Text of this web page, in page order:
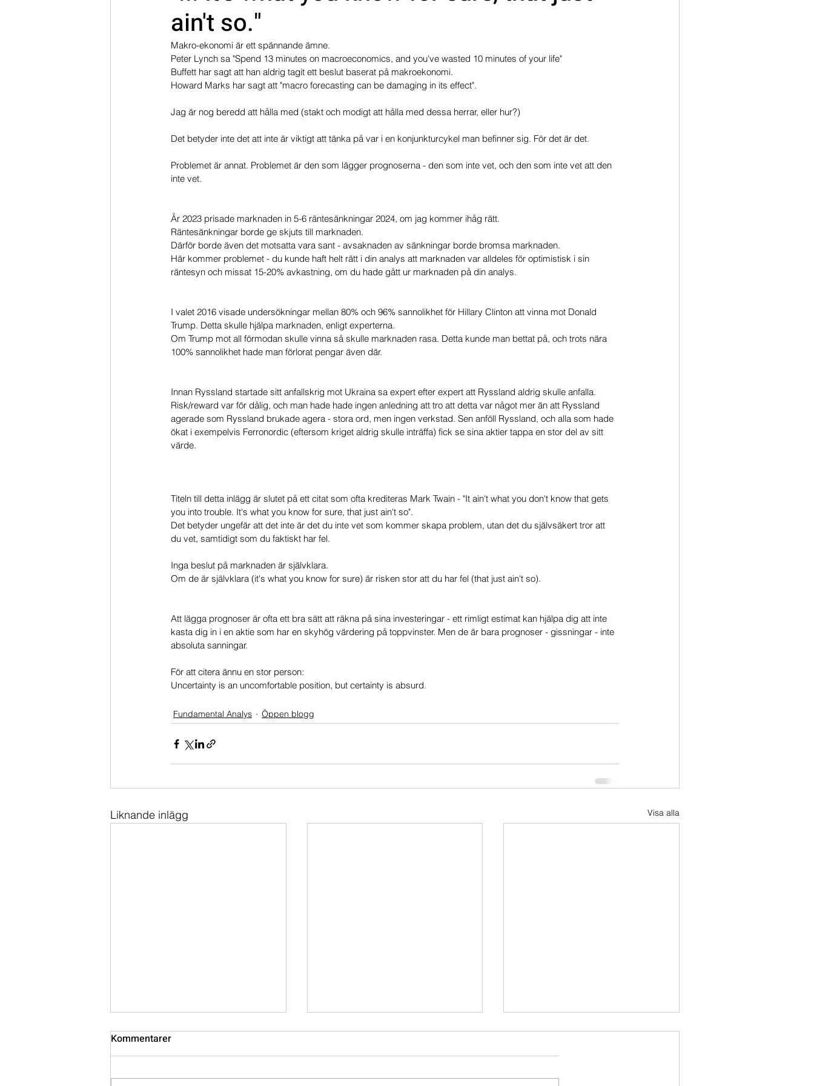
Dippköparportföljen Momentumportföljen
ain't so."
Makro-ekonomi är ett spännande ämne.
Peter Lynch sa "Spend 13 minutes on macroeconomics, and you've wasted 10 minutes of your life"
Buffett har sagt att han aldrig tagit ett beslut baserat på makroekonomi.
Howard Marks har sagt att "macro forecasting can be damaging in its effect".
Jag är nog beredd att hålla med (stakt och modigt att hålla med dessa herrar, eller hur?)
Det betyder inte det att inte är viktigt att tänka på var i en konjunkturcykel man befinner sig. För det är det.
Problemet är annat. Problemet är den som lägger prognoserna - den som inte vet, och den som inte vet att den
inte vet.
År 2023 prisade marknaden in 5-6 räntesänkningar 2024, om jag kommer ihåg rätt.
Räntesänkningar borde ge skjuts till marknaden.
Därför borde även det motsatta vara sant - avsaknaden av sänkningar borde bromsa marknaden.
Här kommer problemet - du kunde haft helt rätt i din analys att marknaden var alldeles för optimistisk i sin
räntesyn och missat 15-20% avkastning, om du hade gått ur marknaden på din analys.
I valet 2016 visade undersökningar mellan 80% och 96% sannolikhet för Hillary Clinton att vinna mot Donald
Trump. Detta skulle hjälpa marknaden, enligt experterna.
Om Trump mot all förmodan skulle vinna så skulle marknaden rasa. Detta kunde man bettat på, och trots nära
100% sannolikhet hade man förlorat pengar även där.
Innan Ryssland startade sitt anfallskrig mot Ukraina sa expert efter expert att Ryssland aldrig skulle anfalla.
Risk/reward var för dålig, och man hade hade ingen anledning att tro att detta var något mer än att Ryssland
agerade som Ryssland brukade agera - stora ord, men ingen verkstad. Sen anföll Ryssland, och alla som hade
ökat i exempelvis Ferronordic (eftersom kriget aldrig skulle inträffa) fick se sina aktier tappa en stor del av sitt
värde.
Titeln till detta inlägg är slutet på ett citat som ofta krediteras Mark Twain - "It ain't what you don't know that gets
you into trouble. It's what you know for sure, that just ain't so".
Det betyder ungefär att det inte är det du inte vet som kommer skapa problem, utan det du självsäkert tror att
du vet, samtidigt som du faktiskt har fel.
Inga beslut på marknaden är självklara.
Om de är självklara (it's what you know for sure) är risken stor att du har fel (that just ain't so).
Att lägga prognoser är ofta ett bra sätt att räkna på sina investeringar - ett rimligt estimat kan hjälpa dig att inte
kasta dig in i en aktie som har en skyhög värdering på toppvinster. Men de är bara prognoser - gissningar - inte
absoluta sanningar.
För att citera ännu en stor person:
Uncertainty is an uncomfortable position, but certainty is absurd.
Fundamental Analys Öppen blogg
Liknande inlägg Visa alla
Kommentarer